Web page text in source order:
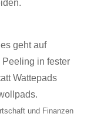
geht auf
in fester
Wattepads
und Finanzen